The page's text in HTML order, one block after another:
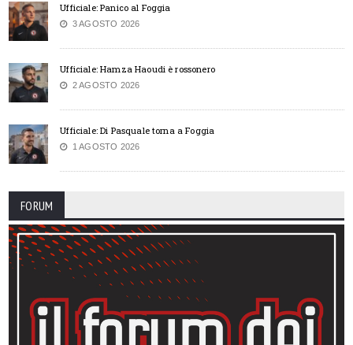
Ufficiale: Panico al Foggia
3 AGOSTO 2026
Ufficiale: Hamza Haoudi è rossonero
2 AGOSTO 2026
Ufficiale: Di Pasquale torna a Foggia
1 AGOSTO 2026
FORUM